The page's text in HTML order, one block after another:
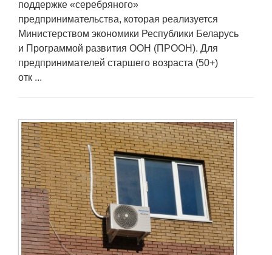
поддержке «серебряного»
предпринимательства, которая реализуется
Министерством экономики Республики Беларусь
и Программой развития ООН (ПРООН). Для
предпринимателей старшего возраста (50+)
отк ...